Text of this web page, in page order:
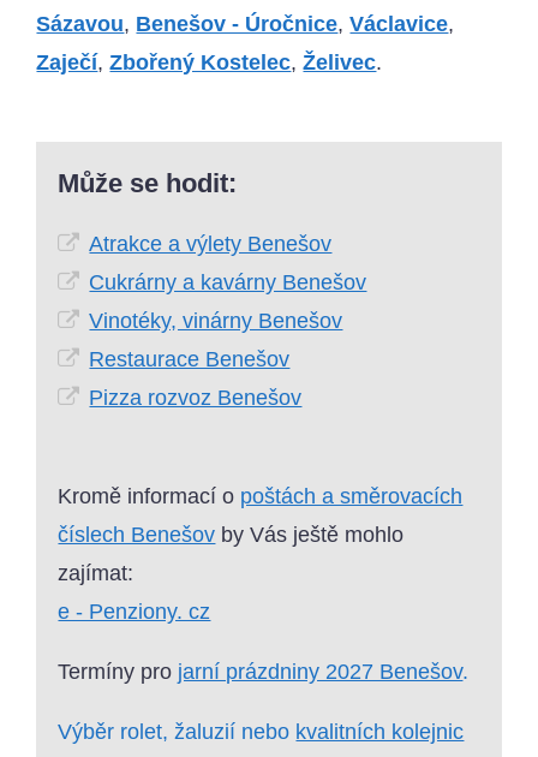
Sázavou, Benešov - Úročnice,Václavice,
Zaječí,Zbořený Kostelec,Želivec.
Může se hodit:
Atrakce a výlety Benešov
Cukrárny a kavárny Benešov
Vinotéky, vinárny Benešov
Restaurace Benešov
Pizza rozvoz Benešov
Kromě informací o poštách a směrovacích
číslech Benešov by Vás ještě mohlo
zajímat:
e - Penziony. cz
Termíny pro jarní prázdniny 2027 Benešov.
Výběr rolet, žaluzií nebo kvalitních kolejnic